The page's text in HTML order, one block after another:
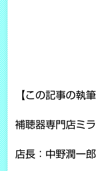
【この記事の執
補聴器専門店ミ
店長：中野潤一郎